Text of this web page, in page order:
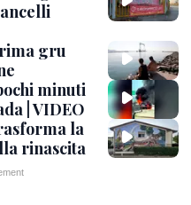
gru
minuti
| VIDEO
la
rinascita